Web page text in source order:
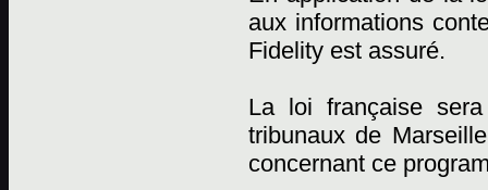
aux informations
Fidelity est assuré.
La loi française
tribunaux de
concernant ce